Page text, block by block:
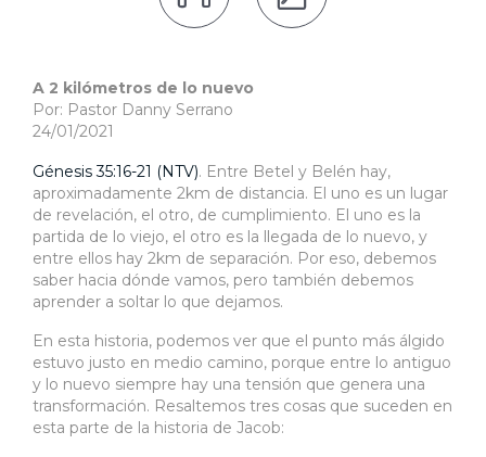
A 2 kilómetros de lo nuevo
Por: Pastor Danny Serrano
24/01/2021
Génesis 35:16-21 (NTV). Entre Betel y Belén hay,
aproximadamente 2km de distancia. El uno es un lugar
de revelación, el otro, de cumplimiento. El uno es la
partida de lo viejo, el otro es la llegada de lo nuevo, y
entre ellos hay 2km de separación. Por eso, debemos
saber hacia dónde vamos, pero también debemos
aprender a soltar lo que dejamos.
En esta historia, podemos ver que el punto más álgido
estuvo justo en medio camino, porque entre lo antiguo
y lo nuevo siempre hay una tensión que genera una
transformación. Resaltemos tres cosas que suceden en
esta parte de la historia de Jacob: